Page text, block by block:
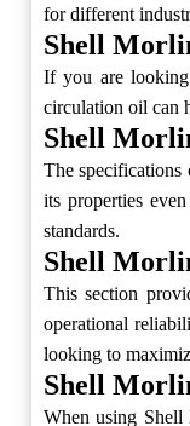
for different
Shell
If you are looking
circulation oil can
Shell
The
its properties
standards.
Shell
This section
operational
looking to
Shell
When using Shell